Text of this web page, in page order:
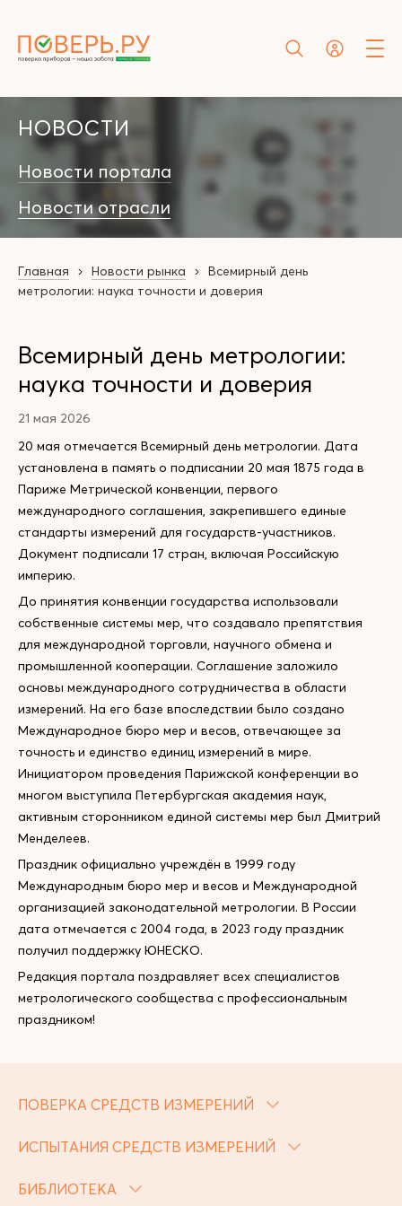
НОВОСТИ
Новости портала
Новости отрасли
Главная Новости рынка
Всемирный день
метрологии: наука точности и доверия
Всемирный день метрологии:
наука точности и доверия
21 мая 2026
20 мая отмечается Всемирный день метрологии. Дата
установлена в память о подписании 20 мая 1875 года в
Париже Метрической конвенции, первого
международного соглашения, закрепившего единые
стандарты измерений для государств-участников.
Документ подписали 17 стран, включая Российскую
империю.
До принятия конвенции государства использовали
собственные системы мер, что создавало препятствия
для международной торговли, научного обмена и
промышленной кооперации. Соглашение заложило
основы международного сотрудничества в области
измерений. На его базе впоследствии было создано
Международное бюро мер и весов, отвечающее за
точность и единство единиц измерений в мире.
Инициатором проведения Парижской конференции во
многом выступила Петербургская академия наук,
активным сторонником единой системы мер был Дмитрий
Менделеев.
Праздник официально учреждён в 1999 году
Международным бюро мер и весов и Международной
организацией законодательной метрологии. В России
дата отмечается с 2004 года, в 2023 году праздник
получил поддержку ЮНЕСКО.
Редакция портала поздравляет всех специалистов
метрологического сообщества с профессиональным
праздником!
ПОВЕРКА СРЕДСТВ ИЗМЕРЕНИЙ
ИСПЫТАНИЯ СРЕДСТВ ИЗМЕРЕНИЙ
БИБЛИОТЕКА